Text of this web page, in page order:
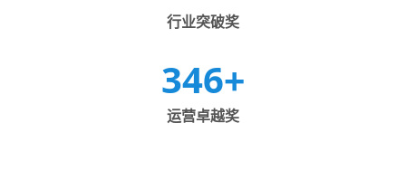
行业突破奖
346+
运营卓越奖